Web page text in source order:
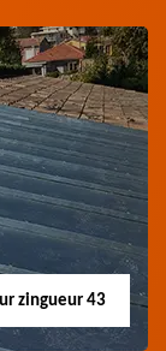
zingueur 43